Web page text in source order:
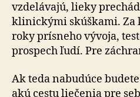
vzdelávajú, lieky
klinickými skúškami. Za
roky prísneho vývoja,
prospech ľudí. Pre
Ak teda nabudúce
akú cestu liečenia pre